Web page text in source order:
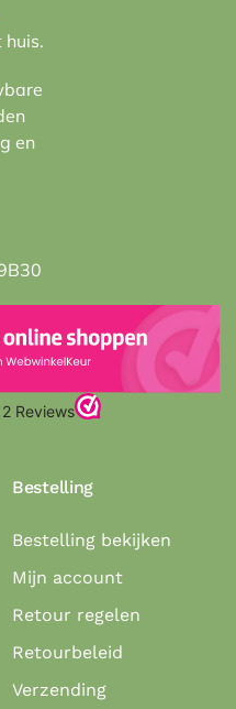
huis.
en
Bestelling
Bestelling bekijken
Mijn account
Retour regelen
Retourbeleid
Verzending